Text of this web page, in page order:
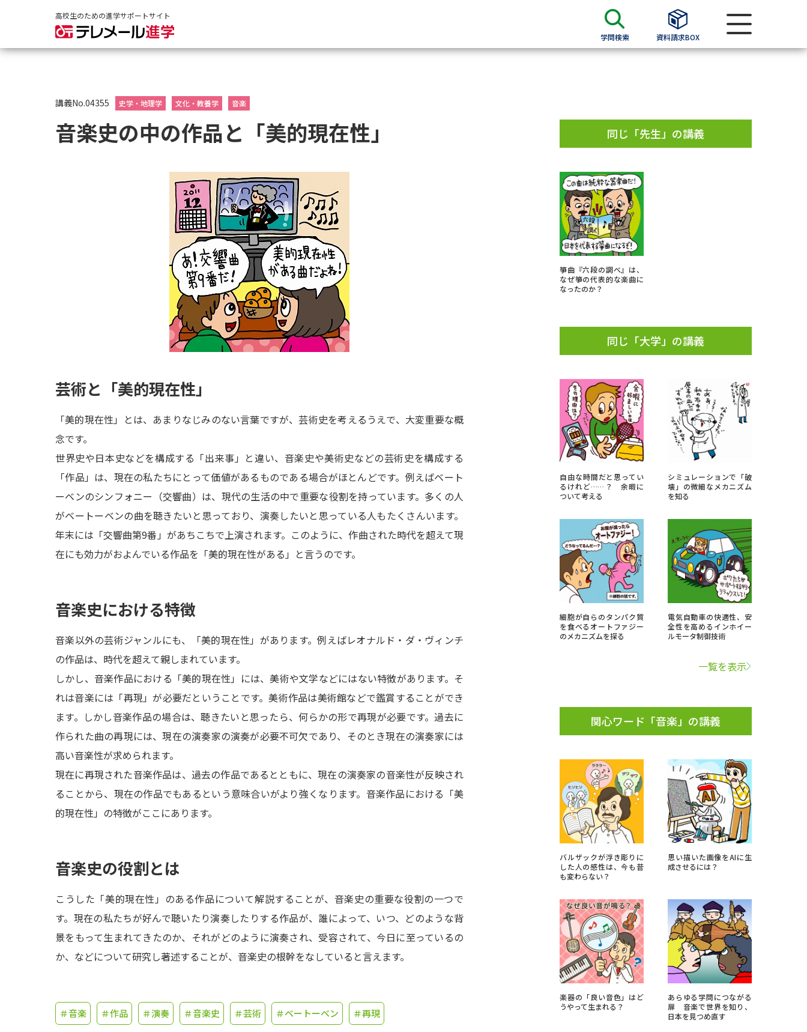
高校生のための進学サポートサイト
学問検索 資料請求BOX
大学パンフ
過去問題集
留学・進学関連、塾・予備校
大学入学共通テスト「受験上の配慮案内」の請求
高等学校卒業程度認定試験
大学検索
新増設大学・学部・学科特集
国際・グローバルに強い大学特集
データサイエンス特集
奨学金・特待生制度特集
デジタルパンフレット
新学年スタート号特集ページ（高2生用）
実施プログラムから探す
来場型・Web型イベント特集
受験準備
志望校・出願校を調べる
先輩が入学を決めた理由
テレメール全国一斉進学調査
新生活お役立ちガイド
学問検索
学問のミニ講義「夢ナビ講義」 学問分野解説 学問の教科書 夢ナビライブ
ユーザーサポート
Ｑ＆Ａ よくあるご質問
このサイトについて
資料の料金の
講義No.04355 史学・地理学 文化・教養学 音楽
音楽史の中の作品と「美的現在性」
芸術と「美的現在性」
「美的現在性」とは、あまりなじみのない言葉ですが、芸術史を考えるうえで、大変重要な概
念です。
世界史や日本史などを構成する「出来事」と違い、音楽史や美術史などの芸術史を構成する
「作品」は、現在の私たちにとって価値があるものである場合がほとんどです。例えばベート
ーベンのシンフォニー（交響曲）は、現代の生活の中で重要な役割を持っています。多くの人
がベートーベンの曲を聴きたいと思っており、演奏したいと思っている人もたくさんいます。
年末には「交響曲第9番」があちこちで上演されます。このように、作曲された時代を超えて現
在にも効力がおよんでいる作品を「美的現在性がある」と言うのです。
音楽史における特徴
音楽以外の芸術ジャンルにも、「美的現在性」があります。例えばレオナルド・ダ・ヴィンチ
の作品は、時代を超えて親しまれています。
しかし、音楽作品における「美的現在性」には、美術や文学などにはない特徴があります。そ
れは音楽には「再現」が必要だということです。美術作品は美術館などで鑑賞することができ
ます。しかし音楽作品の場合は、聴きたいと思ったら、何らかの形で再現が必要です。過去に
作られた曲の再現には、現在の演奏家の演奏が必要不可欠であり、そのとき現在の演奏家には
高い音楽性が求められます。
現在に再現された音楽作品は、過去の作品であるとともに、現在の演奏家の音楽性が反映され
ることから、現在の作品でもあるという意味合いがより強くなります。音楽作品における「美
的現在性」の特徴がここにあります。
音楽史の役割とは
こうした「美的現在性」のある作品について解説することが、音楽史の重要な役割の一つで
す。現在の私たちが好んで聴いたり演奏したりする作品が、誰によって、いつ、どのような背
景をもって生まれてきたのか、それがどのように演奏され、受容されて、今日に至っているの
か、などについて研究し著述することが、音楽史の根幹をなしていると言えます。
＃音楽 ＃作品 ＃演奏 ＃音楽史 ＃芸術 ＃ベートーベン ＃再現
同じ「先生」の講義
箏曲『六段の調べ』は、
なぜ箏の代表的な楽曲に
なったのか？
同じ「大学」の講義
自由な時間だと思ってい
るけれど……？ 余暇に
ついて考える
シミュレーションで「破
壊」の微細なメカニズム
を知る
細胞が自らのタンパク質
を食べるオートファジー
のメカニズムを探る
電気自動車の快適性、安
全性を高めるインホイー
ルモータ制御技術
一覧を表示
関心ワード「音楽」の講義
バルザックが浮き彫りに
した人の感性は、今も昔
も変わらない？
思い描いた画像をAIに生
成させるには？
楽器の「良い音色」はど
うやって生まれる？
あらゆる学問につながる
扉 音楽で世界を知り、
日本を見つめ直す